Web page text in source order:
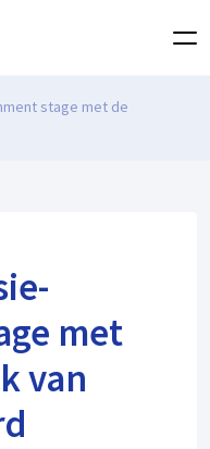
stage met de
met
van